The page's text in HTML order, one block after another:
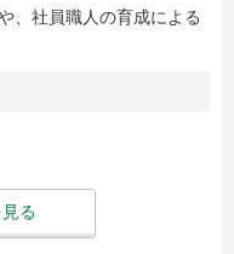
、社員職人の育成による
る